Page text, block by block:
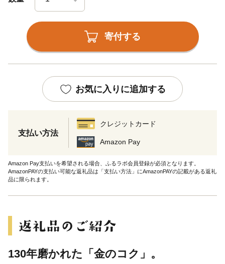
寄付する
お気に入りに追加する
支払い方法
クレジットカード
Amazon Pay
Amazon Pay支払いを希望される場合、ふるラボ会員登録が必須となります。
AmazonPAYの支払い可能な返礼品は「支払い方法」にAmazonPAYの記載がある返礼
品に限られます。
130年磨かれた「金のコク」。